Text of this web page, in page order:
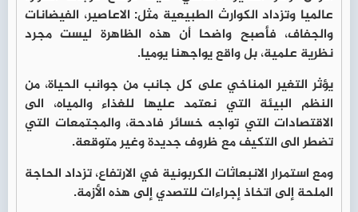
عالميا وتزداد الكوارث الطبيعية مثل: الاعاصير، الفيضانات
والجفاف، فأصبح واضحا أن هذه الظاهرة ليست مجرد
نظرية علمية، بل واقع يواجهنا يوميا.
يؤثر التغير المناخي على كل جانب من جوانب الحياة، من
النظم البيئة التي نعتمد عليها للغذاء والمياه، الى
الاقتصادات التي تواجه خسائر فادحة، والمجتمعات التي
تضطر الى التكيف مع ظروف جديدة وغير متوقعة.
ومع استمرار الانبعاثات الكربونية في الارتفاع، تزداد الحاجة
الملحة إلى اتخاذ إجراءات للتصدي إلى هذه الأزمة.